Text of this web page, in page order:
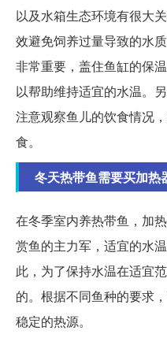
以及水箱生态环境有很大
效避免饲养过量导致的水
非常重要，盖住鱼缸的保
以帮助维持适宜的水温。
注意观察鱼儿的饮食情况
食。
冬天热带鱼需要买加热
在冬季室内养热带鱼，加
赏鱼的主力军，适宜的水
此，为了保持水温在适宜
的。根据不同鱼种的要求
稳定的热源。